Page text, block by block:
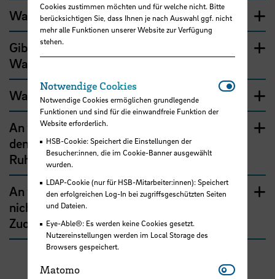
Was gilt bei gleichgeschlechtlichen Eltern?
Gibt es auch Konstellationen, in denen das
Wahlrecht nicht ausgeübt werden darf?
Was ist noch wichtig?
An wen wende ich mich, wenn ich Fragen zu
den kinderbezogenen Zuschlägen zum
Ruhegehalt habe?
An wen kann sich der Elternteil wenden, der
nicht verbeamtet ist, und Fragen wegen der
Zuordnung von Kindererziehungszeiten hat?
Cookies zustimmen möchten und für welche nicht. Bitte
berücksichtigen Sie, dass Ihnen je nach Auswahl ggf. nicht
mehr alle Funktionen unserer Website zur Verfügung
stehen.
Notwendige Cookies
Notwendige Cookies ermöglichen grundlegende
Funktionen und sind für die einwandfreie Funktion der
Website erforderlich.
HSB-Cookie: Speichert die Einstellungen der
Besucher:innen, die im Cookie-Banner ausgewählt
wurden.
LDAP-Cookie (nur für HSB-Mitarbeiter:innen): Speichert
den erfolgreichen Log-In bei zugriffsgeschützten Seiten
und Dateien.
Eye-Able®: Es werden keine Cookies gesetzt.
Nutzereinstellungen werden im Local Storage des
Browsers gespeichert.
Matomo Matomo